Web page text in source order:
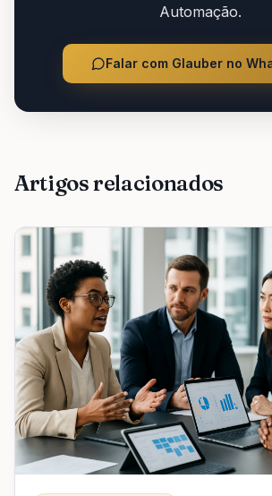
Automação.
Falar com Glauber no
Artigos relacionados